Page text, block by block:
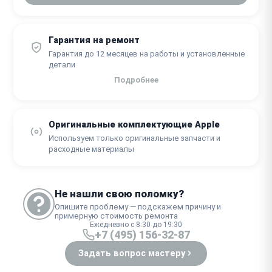
Гарантия на ремонт
Гарантия до 12 месяцев на работы и установленные
детали
Подробнее
Оригинальные комплектующие Apple
Используем только оригинальные запчасти и
расходные материалы
Не нашли свою поломку?
Опишите проблему — подскажем причину и
примерную стоимость ремонта
Ежедневно с 8:30 до 19:30
+7 (495) 156-32-87
Задать вопрос мастеру